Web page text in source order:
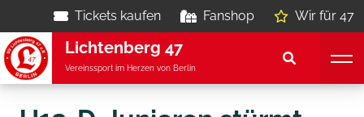
Tickets kaufen Fanshop Wir für 47
Lichtenberg 47
Vereinssport im Herzen von Berlin